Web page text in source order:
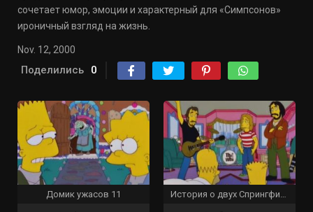
сочетает юмор, эмоции и характерный для «Симпсонов»
ироничный взгляд на жизнь.
Nov. 12, 2000
Поделились 0
Домик ужасов 11 История о двух Спрингфилдах